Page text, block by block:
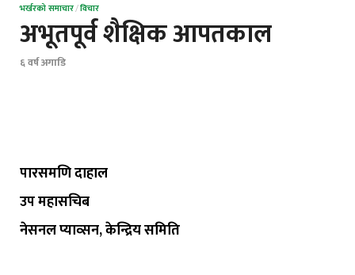
भर्खरको समाचार/विचार
अभूतपूर्व शैक्षिक आपतकाल
६ वर्ष अगाडि
पारसमणि दाहाल
उप महासचिब
नेसनल प्याव्सन, केन्द्रिय समिति